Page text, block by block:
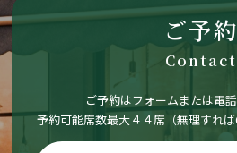
ご予約
Contact
ご予約はフォームまたは電
予約可能席数最大４４席（無理すれ